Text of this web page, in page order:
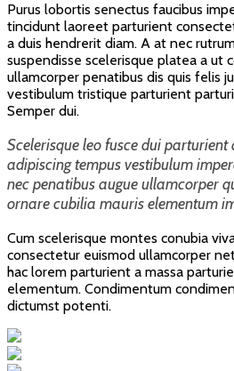
Purus lobortis senectus faucibus
tincidunt laoreet parturient
a duis hendrerit diam. A at nec
suspendisse scelerisque platea a ut
ullamcorper penatibus dis quis felis
vestibulum tristique parturient
Semper dui.
Scelerisque leo fusce dui
adipiscing tempus vestibulum
nec penatibus augue ullamcorper
ornare cubilia mauris elementum
Cum scelerisque montes conubia
consectetur euismod ullamcorper
hac lorem parturient a massa
elementum. Condimentum
dictumst potenti.